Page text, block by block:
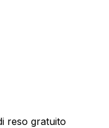
reso gratuito